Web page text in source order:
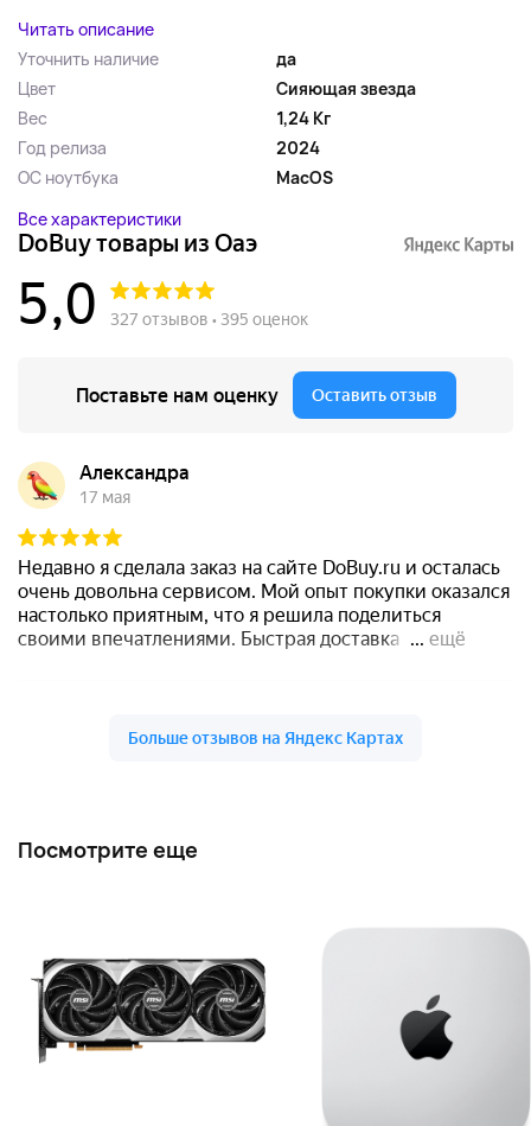
Читать описание
Уточнить наличие
да
Цвет
Сияющая звезда
Вес
1,24 Кг
Год релиза
2024
ОС ноутбука
MacOS
Все характеристики
Посмотрите еще